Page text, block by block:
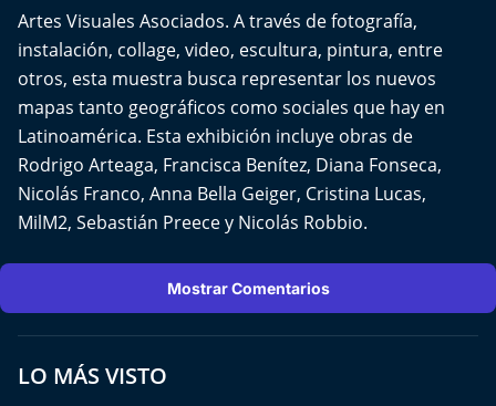
Artes Visuales Asociados. A través de fotografía,
instalación, collage, video, escultura, pintura, entre
otros, esta muestra busca representar los nuevos
mapas tanto geográficos como sociales que hay en
Latinoamérica. Esta exhibición incluye obras de
Rodrigo Arteaga, Francisca Benítez, Diana Fonseca,
Nicolás Franco, Anna Bella Geiger, Cristina Lucas,
MilM2, Sebastián Preece y Nicolás Robbio.
Mostrar Comentarios
LO MÁS VISTO